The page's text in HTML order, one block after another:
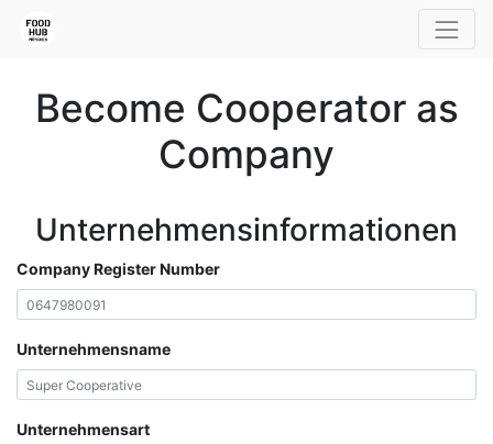
Become Cooperator as
Company
Unternehmensinformationen
Company Register Number
Unternehmensname
Unternehmensart